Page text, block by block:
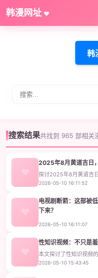
韩漫网址 ♥
韩
搜索结果共找到 965 部相关
2025年8月黄道吉日
探讨2025年8月黄道吉
观众提供追剧指南和娱乐
2026-05-10 16:11:52
电视剧断箭：这部被
下来？
《电视剧断箭》是一部
2026-05-10 16:11:07
性知识视频：不只是
本文探讨了性知识视频
容，旨在帮助大家以健
2026-05-10 15:43:45